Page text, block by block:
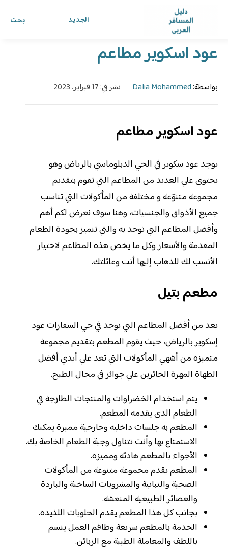
بحث الجديد
دليل المسافر العربي ›الدليل›
عود اسكوير مطاعم
بواسطة:Dalia Mohammed نشر في: 17 فبراير، 2023
عود اسكوير مطاعم
يوجد عود سكوير في الحي الدبلوماسي بالرياض وهو
يحتوى علي العديد من المطاعم التي تقوم بتقديم
مجموعة متنوّعة و مختلفة من المأكولات التي تناسب
جميع الأذواق والجنسيات، وهنا سوف نعرض لكم أهم
وأفضل المطاعم التي توجد به والتي تتميز بجودة الطعام
المقدمة والأسعار وكل ما يخص هذه المطاعم لاختيار
الأنسب لك للذهاب إليها أنت وعائلتك.
مطعم بتيل
يعد من أفضل المطاعم التي توجد في حي السفارات عود
إسكوير بالرياض، حيث يقوم المطعم بتقديم مجموعة
متميزة من أشهي المأكولات التي تعد علي أيدي أفضل
الطهاة المهرة الحائزين علي جوائز في مجال الطبخ.
يتم استخدام الخضراوات والمنتجات الطازجة في
الطعام الذي يقدمه المطعم.
المطعم به جلسات داخليه وخارجية مميزة يمكنك
الاستمتاع بها وأنت تتناول وجبة الطعام الخاصة بك.
الأجواء بالمطعم هادئة ومميزة.
المطعم يقدم مجموعة متنوعة من المأكولات
الصحية والنباتية والمشروبات الساخنة والباردة
والعصائر الطبيعية المنعشة.
بجانب كل هذا المطعم يقدم الحلويات اللذيذة.
الخدمة بالمطعم سريعة وطاقم العمل يتسم
باللطف والمعاملة الطيبة مع الزبائن.